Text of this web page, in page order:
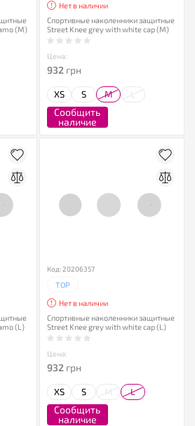
(M)
Нет в наличии
Спортивные наколенники защитные
Street Knee grey with white cap (M)
Цена:
932грн
XS S M
Сообщить
наличие
(L)
Код: 20206357
TOP
Нет в наличии
Спортивные наколенники защитные
Street Knee grey with white cap (L)
Цена:
932грн
XS S L
Сообщить
наличие